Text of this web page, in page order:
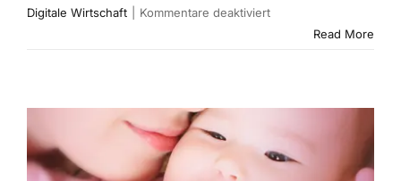
Digitale Wirtschaft
Kommentare deaktiviertfür
Befragung
Eurofound
Read More